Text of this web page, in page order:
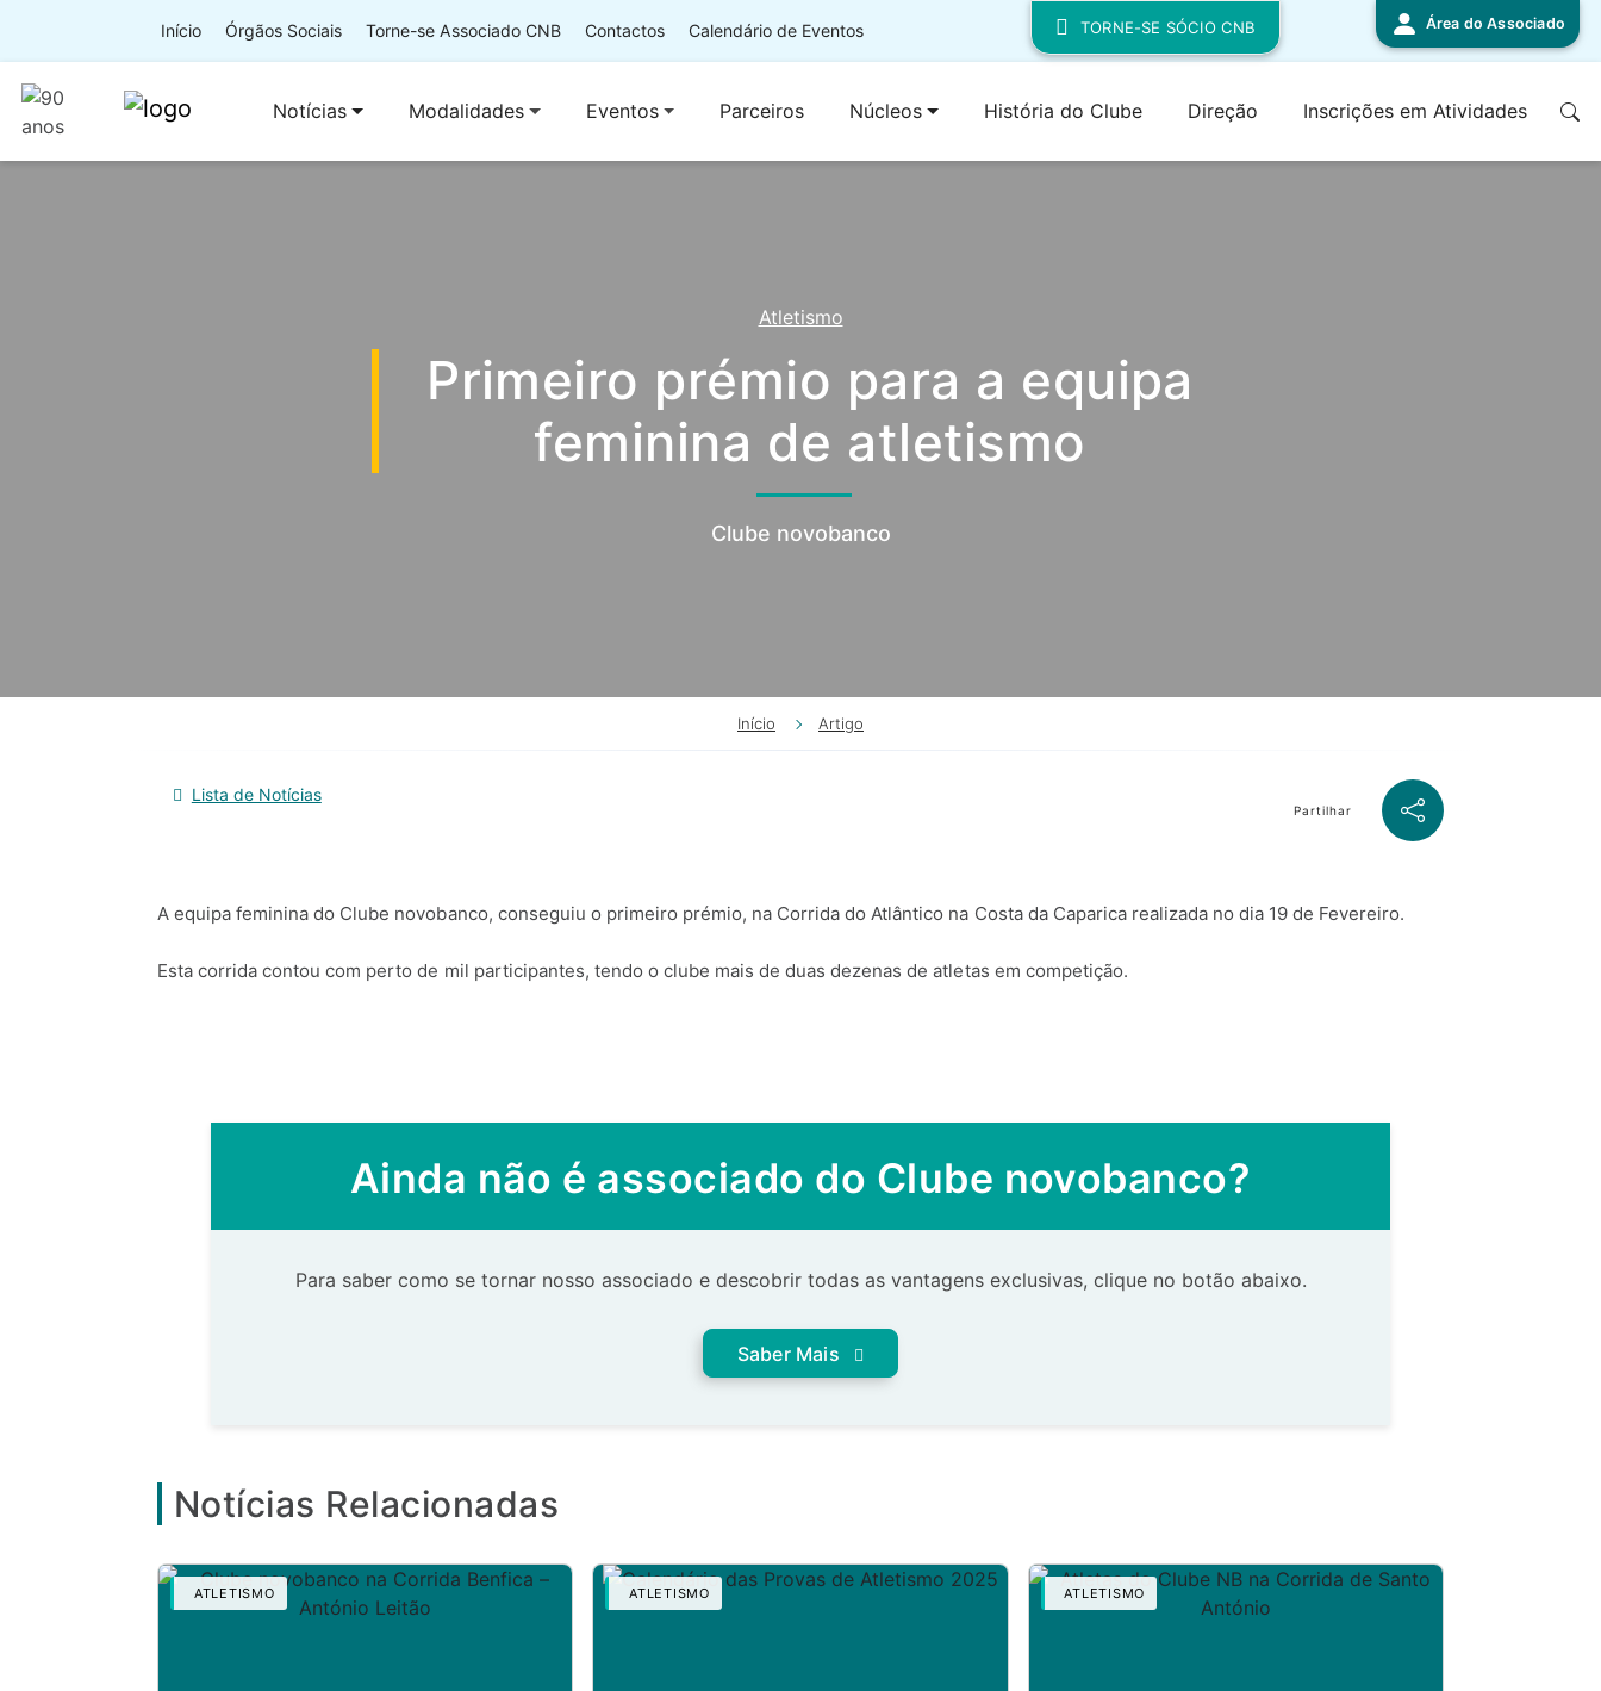
Início Órgãos Sociais Torne-se Associado CNB Contactos Calendário de Eventos Área do Associado
Notícias Modalidades Eventos Parceiros Núcleos História do Clube Direção Inscrições em Atividades
TORNE-SE SÓCIO CNB
Atletismo
Primeiro prémio para a equipa
feminina de atletismo
Clube novobanco
Início Artigo
Lista de Notícias
Partilhar
A equipa feminina do Clube novobanco, conseguiu o primeiro prémio, na Corrida do Atlântico na Costa da Caparica realizada no dia 19 de Fevereiro.
Esta corrida contou com perto de mil participantes, tendo o clube mais de duas dezenas de atletas em competição.
Ainda não é associado do Clube novobanco?
Para saber como se tornar nosso associado e descobrir todas as vantagens exclusivas, clique no botão abaixo.
Saber Mais
Notícias Relacionadas
ATLETISMO ATLETISMO ATLETISMO